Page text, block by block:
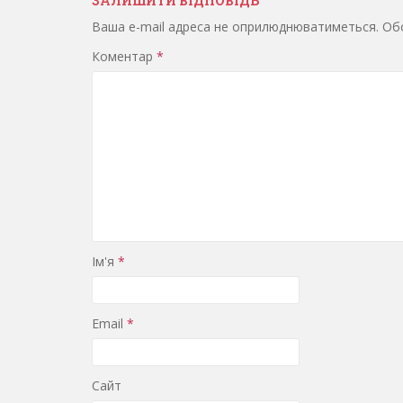
Ваша e-mail адреса не оприлюднюватиметься.
Коментар *
Ім'я *
Email *
Сайт